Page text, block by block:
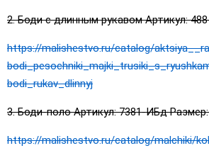
2. Боди с длинным рукавом Артикул:
https://malishestvo.ru/catalog/
bodi_rukav_dlinnyj
3. Боди-поло Артикул: 7381-ИБд
https://malishestvo.ru/catalog/malchiki/